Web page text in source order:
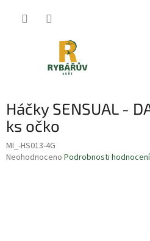
Háčky SENSUAL -
ks očko
MI_-HS013-4G
Průměrné
Neohodnoceno Podrobnosti hodnocení